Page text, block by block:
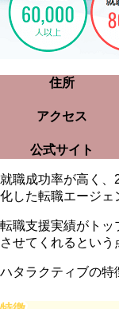
住所
アクセス
公式サイト
就職成功率が高く
化した転職エージェ
転職支援実績がトッ
させてくれるという
ハタラクティブの特